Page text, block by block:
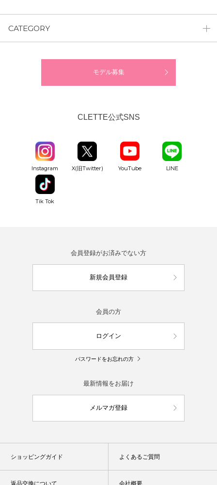
CATEGORY
モデル募集
CLETTE公式SNS
Instagram X(旧Twitter) YouTube LINE
Tik Tok
会員登録がお済みでない方
新規会員登録
会員の方
ログイン
パスワードをお忘れの方
最新情報をお届け
メルマガ登録
ショッピングガイド よくあるご質問